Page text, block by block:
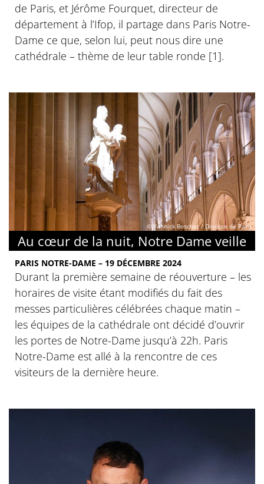
de Paris, et Jérôme Fourquet, directeur de
département à l’Ifop, il partage dans Paris Notre-
Dame ce que, selon lui, peut nous dire une
cathédrale – thème de leur table ronde [1].
© Yannick Boschat / Diocèse de Paris
Au cœur de la nuit, Notre Dame veille
PARIS NOTRE-DAME – 19 DÉCEMBRE 2024
Durant la première semaine de réouverture – les
horaires de visite étant modifiés du fait des
messes particulières célébrées chaque matin –
les équipes de la cathédrale ont décidé d’ouvrir
les portes de Notre-Dame jusqu’à 22h. Paris
Notre-Dame est allé à la rencontre de ces
visiteurs de la dernière heure.